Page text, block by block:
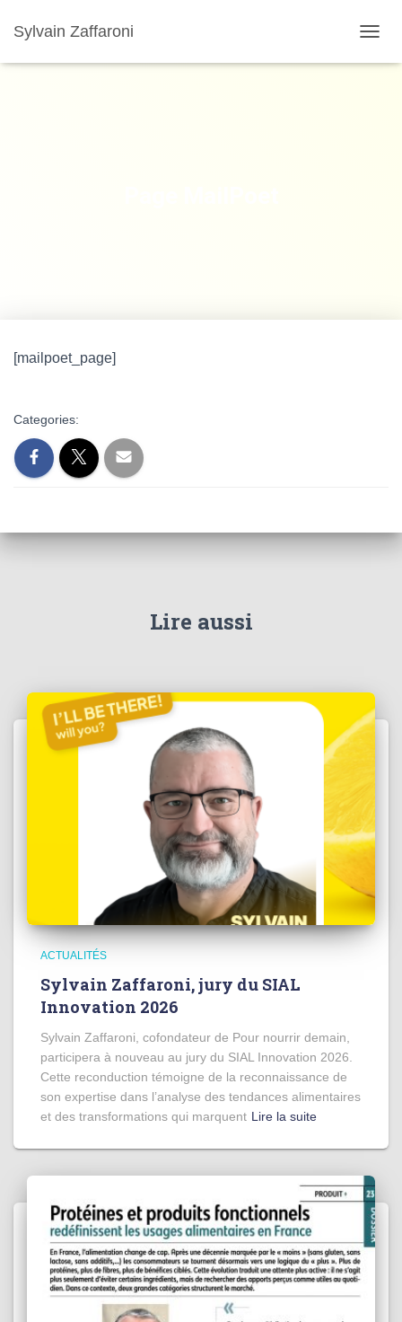
Sylvain Zaffaroni
[mailpoet_page]
Categories:
Lire aussi
ACTUALITÉS
Sylvain Zaffaroni, jury du SIAL
Innovation 2026
Sylvain Zaffaroni, cofondateur de Pour nourrir demain,
participera à nouveau au jury du SIAL Innovation 2026.
Cette reconduction témoigne de la reconnaissance de
son expertise dans l’analyse des tendances alimentaires
et des transformations qui marquent Lire la suite